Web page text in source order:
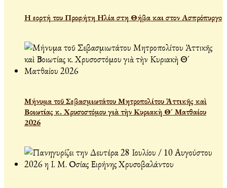
Η εορτή του Προφήτη Ηλία στη Θήβα και στον Ασπρόπυργο
Μήνυμα τοῦ Σεβασμιωτάτου Μητροπολίτου Ἀττικῆς καὶ
Βοιωτίας κ. Χρυσοστόμου γιὰ τὴν Κυριακὴ Θ´ Ματθαίου
2026